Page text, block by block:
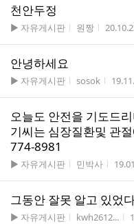
천안두정
게시판명
▶ 자유게시판 작성자
원짱 작성시
안녕하세요
게시판명
▶ 자유게시판 작성자
sosok 작성
오늘도 안전을 기도드
기씨는 심장질환및 관
774-8981
게시판명
▶ 자유게시판 작성자
민박사 작성
그동안 잘못 알고 있었
게시판명
▶ 자유게시판 작성자
kwh2612...